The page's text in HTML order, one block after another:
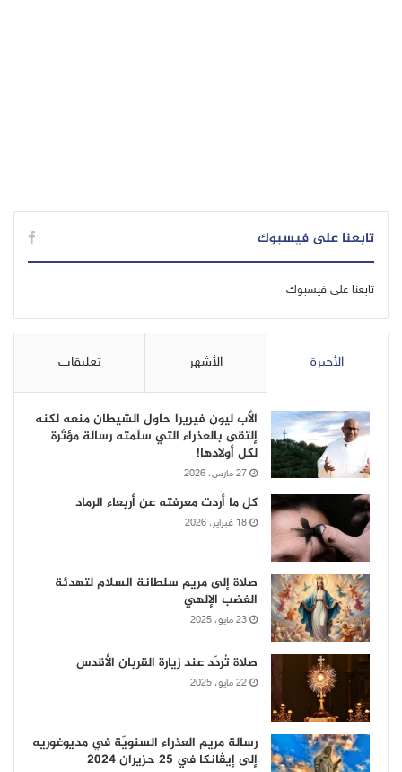
تابعنا على فيسبوك
تابعنا على فيسبوك
الأخيرة الأشهر تعليقات
الأب ليون فيريرا حاول الشيطان منعه لكنه
إلتقى بالعذراء التي سلّمته رسالة مؤثّرة
لكل أولادها!
27 مارس، 2026
كل ما أردت معرفته عن أربعاء الرماد
18 فبراير، 2026
صلاة إلى مريم سلطانة السلام لتهدئة
الغضب الإلهي
23 مايو، 2025
صلاة تُردّد عند زيارة القربان الأقدس
22 مايو، 2025
رسالة مريم العذراء السنويّة في مديوغوريه
إلى إيڤانكا في 25 حزيران 2024